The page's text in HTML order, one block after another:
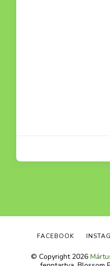
© Copyright 2026
FACEBOOK